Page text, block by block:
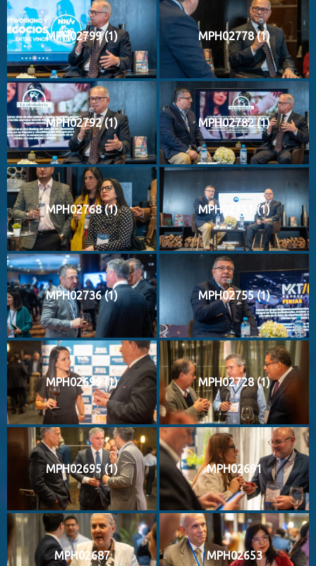
MPH02799 (1) MPH02778 (1)
MPH02792 (1) MPH02782 (1)
MPH02768 (1) MPH02751 (1)
MPH02736 (1) MPH02755 (1)
MPH02699 (1) MPH02728 (1)
MPH02695 (1) MPH02691
MPH02687 MPH02653